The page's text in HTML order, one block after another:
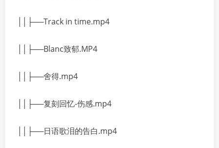
││├──Track in time.mp4
││├──Blanc致郁.MP4
││├──舍得.mp4
││├──复刻回忆-伤感.mp4
││├──日语歌泪的告白.mp4